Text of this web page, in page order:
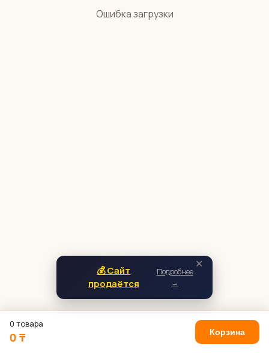
Ошибка загрузки
✕
💰 Сайт
продаётся
Подробнее
→
0 товара
0 ₸ Корзина